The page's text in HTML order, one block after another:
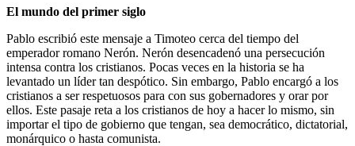
El mundo del primer siglo
Pablo escribió este mensaje a Timoteo cerca del tiempo del
emperador romano Nerón. Nerón desencadenó una persecución
intensa contra los cristianos. Pocas veces en la historia se ha
levantado un líder tan despótico. Sin embargo, Pablo encargó a los
cristianos a ser respetuosos para con sus gobernadores y orar por
ellos. Este pasaje reta a los cristianos de hoy a hacer lo mismo, sin
importar el tipo de gobierno que tengan, sea democrático, dictatorial,
monárquico o hasta comunista.